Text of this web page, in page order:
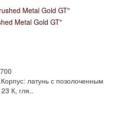
Metal Gold GT"
латунь с позолоченным
К, гля..